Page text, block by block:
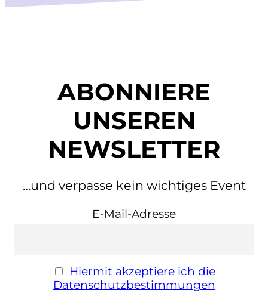
ABONNIERE
UNSEREN
NEWSLETTER
…und verpasse kein wichtiges Event
E-Mail-Adresse
Hiermit akzeptiere ich die
Datenschutzbestimmungen